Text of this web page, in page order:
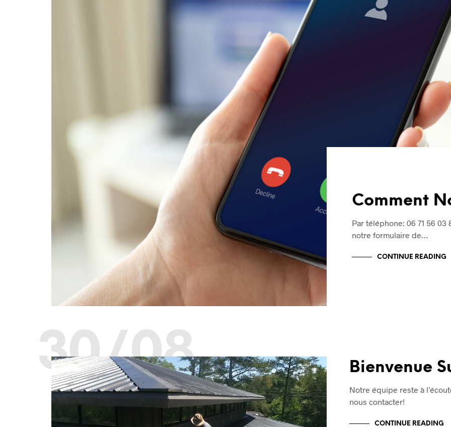
Comment
Par téléphone: 06 71 56 03
notre formulaire de…
CONTINUE READING
30/08
ACTUS Bienvenue
Notre équipe reste à
nous contacter!
CONTINUE READING